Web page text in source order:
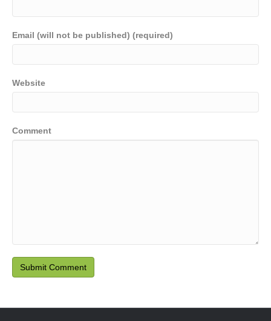
Email (will not be published) (required)
Website
Comment